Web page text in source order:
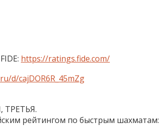
https://ratings.fide.com/
d/cajDOR6R_45mZg
ТРЕТЬЯ.
рейтингом по быстрым шахматам: